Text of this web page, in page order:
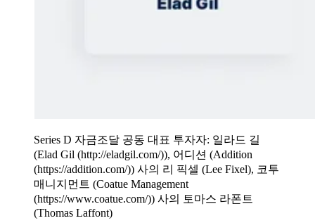
Series D 자금조달 공동 대표 투자자: 일라드 길
(Elad Gil (http://eladgil.com/)), 어디션 (Addition
(https://addition.com/)) 사의 리 픽셀 (Lee Fixel), 코투
매니지먼트 (Coatue Management
(https://www.coatue.com/)) 사의 토마스 라폰트
(Thomas Laffont)